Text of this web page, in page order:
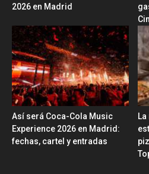
2026 en Madrid
Así será Coca-Cola Music
Experience 2026 en Madrid:
fechas, cartel y entradas